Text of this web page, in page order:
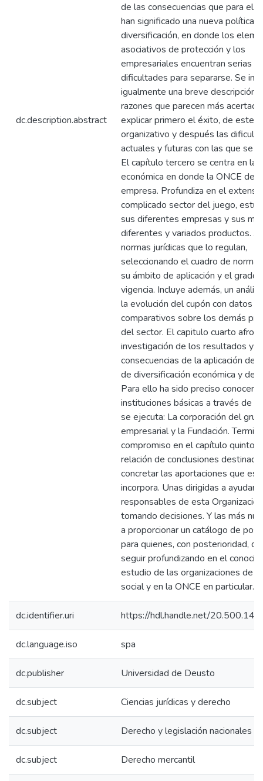
dc.description.abstract
de las consecuencias que para el
han significado una nueva política
diversificación, en donde los
asociativos de protección y los
empresariales encuentran serias
dificultades para separarse. Se
igualmente una breve descripción
razones que parecen más
explicar primero el éxito, de este
organizativo y después las
actuales y futuras con las que se
El capítulo tercero se centra en la
económica en donde la ONCE
empresa. Profundiza en el
complicado sector del juego,
sus diferentes empresas y sus
diferentes y variados productos.
normas jurídicas que lo regulan,
seleccionando el cuadro de
su ámbito de aplicación y el grado
vigencia. Incluye además, un
la evolución del cupón con datos
comparativos sobre los demás
del sector. El capitulo cuarto
investigación de los resultados y
consecuencias de la aplicación de
de diversificación económica y de
Para ello ha sido preciso conocer
instituciones básicas a través de
se ejecuta: La corporación del
empresarial y la Fundación.
compromiso en el capítulo quinto
relación de conclusiones
concretar las aportaciones que
incorpora. Unas dirigidas a ayudar
responsables de esta
tomando decisiones. Y las más
a proporcionar un catálogo de
para quienes, con posterioridad,
seguir profundizando en el
estudio de las organizaciones de
social y en la ONCE en particular.
dc.identifier.uri https://hdl.handle.net/
dc.language.iso spa
dc.publisher Universidad de Deusto
dc.subject Ciencias jurídicas y derecho
dc.subject Derecho y legislación nacionales
dc.subject Derecho mercantil